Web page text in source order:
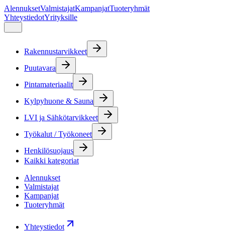
AlennuksetValmistajatKampanjatTuoteryhmät
YhteystiedotYrityksille
Rakennustarvikkeet
Puutavara
Pintamateriaalit
Kylpyhuone & Sauna
LVI ja Sähkötarvikkeet
Työkalut / Työkoneet
Henkilösuojaus
Kaikki kategoriat
Alennukset
Valmistajat
Kampanjat
Tuoteryhmät
Yhteystiedot